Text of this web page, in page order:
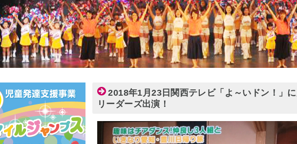
2018年1月23日関西テレビ「よ～いドン！」
リーダーズ出演！